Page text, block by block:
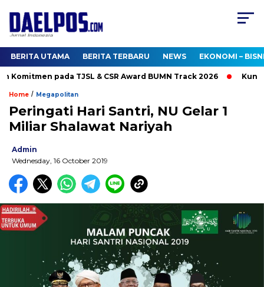
BERITA UTAMA BERITA TERBARU NEWS EKONOMI –
pada TJSL & CSR Award BUMN Track 2026 Kunjungi
Home / Megapolitan
Peringati Hari Santri, NU Gelar 1
Miliar Shalawat Nariyah
Admin
Wednesday, 16 October 2019